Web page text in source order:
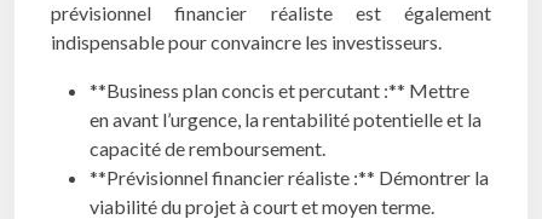
prévisionnel financier réaliste est également
indispensable pour convaincre les investisseurs.
**Business plan concis et percutant :** Mettre
en avant l’urgence, la rentabilité potentielle et la
capacité de remboursement.
**Prévisionnel financier réaliste :** Démontrer la
viabilité du projet à court et moyen terme.